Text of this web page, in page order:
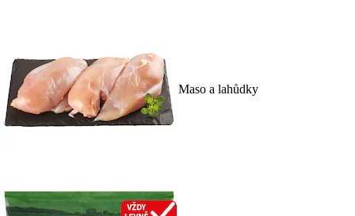
Maso a lahůdky